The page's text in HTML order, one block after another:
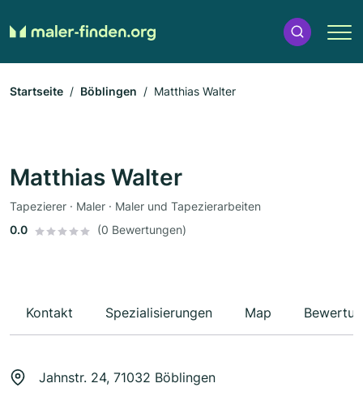
Startseite Böblingen Matthias Walter
Matthias Walter
Tapezierer · Maler · Maler und Tapezierarbeiten
0.0
(0 Bewertungen)
Kontakt Spezialisierungen Map
Jahnstr. 24, 71032 Böblingen